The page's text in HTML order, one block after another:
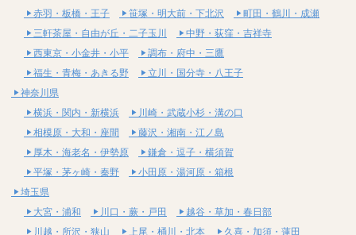
赤羽・板橋・王子
笹塚・明大前・下北沢
町田・鶴川・成瀬
三軒茶屋・自由が丘・二子玉川
中野・荻窪・吉祥寺
西東京・小金井・小平
調布・府中・三鷹
福生・青梅・あきる野
立川・国分寺・八王子
神奈川県
横浜・関内・新横浜
川崎・武蔵小杉・溝の口
相模原・大和・座間
藤沢・湘南・江ノ島
厚木・海老名・伊勢原
鎌倉・逗子・横須賀
平塚・茅ヶ崎・秦野
小田原・湯河原・箱根
埼玉県
大宮・浦和
川口・蕨・戸田
越谷・草加・春日部
川越・所沢・狭山
上尾・桶川・北本 久喜・加須・蓮田